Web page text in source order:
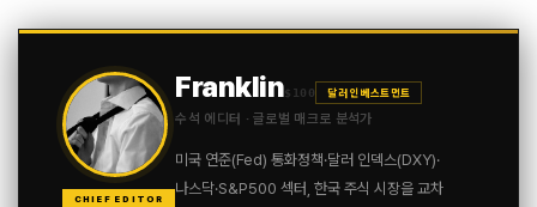
CHIEF EDITOR
Franklin$100 달러 인베스트먼트
수석 에디터 · 글로벌 매크로 분석가
미국 연준(Fed) 통화정책·달러 인덱스(DXY)·
나스닥·S&P500 섹터, 한국 주식 시장을 교차